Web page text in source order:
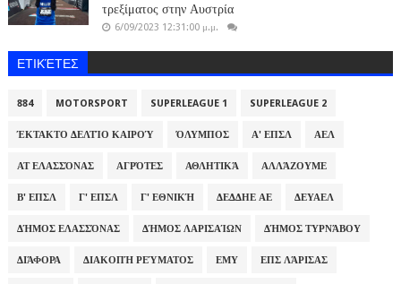
τρεξίματος στην Αυστρία
6/09/2023 12:31:00 μ.μ.
ΕΤΙΚΈΤΕΣ
884 MOTORSPORT SUPERLEAGUE 1 SUPERLEAGUE 2
ΈΚΤΑΚΤΟ ΔΕΛΤΊΟ ΚΑΙΡΟΎ ΌΛΥΜΠΟΣ Α' ΕΠΣΛ ΑΕΛ
ΑΤ ΕΛΑΣΣΌΝΑΣ ΑΓΡΌΤΕΣ ΑΘΛΗΤΙΚΆ ΑΛΛΆΖΟΥΜΕ
Β' ΕΠΣΛ Γ' ΕΠΣΛ Γ' ΕΘΝΙΚΉ ΔΕΔΔΗΕ ΑΕ ΔΕΥΑΕΛ
ΔΉΜΟΣ ΕΛΑΣΣΌΝΑΣ ΔΉΜΟΣ ΛΑΡΙΣΑΊΩΝ ΔΉΜΟΣ ΤΥΡΝΆΒΟΥ
ΔΙΆΦΟΡΑ ΔΙΑΚΟΠΉ ΡΕΎΜΑΤΟΣ ΕΜΥ ΕΠΣ ΛΆΡΙΣΑΣ